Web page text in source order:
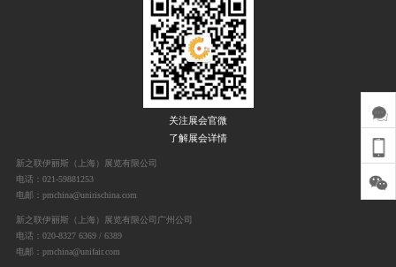
关注展会官微
了解展会详情
新之联伊丽斯（上海）展览有限公司
电话：021-59881253
电邮：pmchina@unirischina.com
新之联伊丽斯（上海）展览有限公司广州公司
电话：020-8327 6369 / 6389
电邮：pmchina@unifair.com